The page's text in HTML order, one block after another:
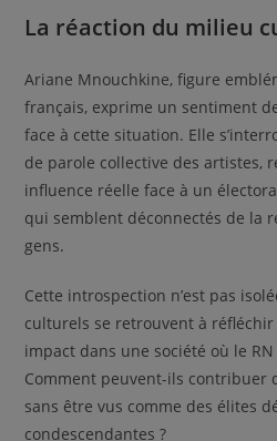
La réaction du milieu
Ariane Mnouchkine, figure
français, exprime un sentiment
face à cette situation. Elle
de parole collective des artistes,
influence réelle face à un
qui semblent déconnectés de la
gens.
Cette introspection n’est pas
culturels se retrouvent à
impact dans une société où le
Comment peuvent-ils contribuer
sans être vus comme des élites
condescendantes ?